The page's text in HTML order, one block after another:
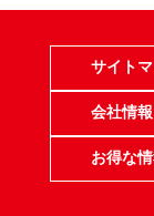
サイト
会社情報
お得な